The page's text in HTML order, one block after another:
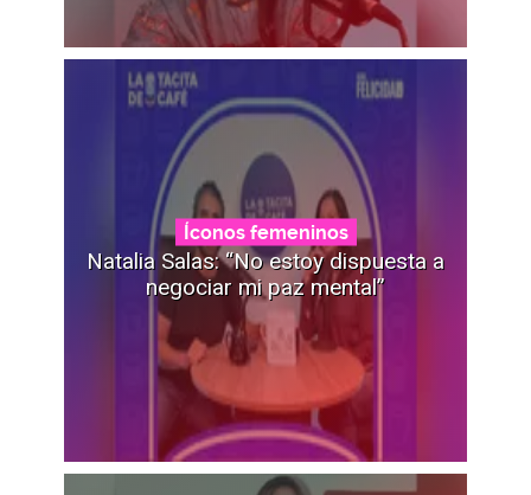
Íconos femeninos
Natalia Salas: “No estoy dispuesta a
negociar mi paz mental”